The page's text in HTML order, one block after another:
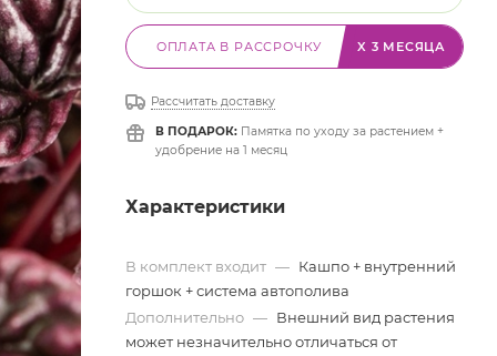
ОПЛАТА В РАССРОЧКУ X 3 МЕСЯЦА
Рассчитать доставку
В ПОДАРОК: Памятка по уходу за растением +
удобрение на 1 месяц
Характеристики
В комплект входит — Кашпо + внутренний
горшок + система автополива
Дополнительно — Внешний вид растения
может незначительно отличаться от